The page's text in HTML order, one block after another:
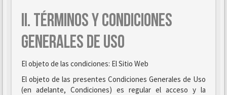
II. TÉRMINOS Y CONDICIONES
GENERALES DE USO
El objeto de las condiciones: El Sitio Web
El objeto de las presentes Condiciones Generales de Uso
(en adelante, Condiciones) es regular el acceso y la